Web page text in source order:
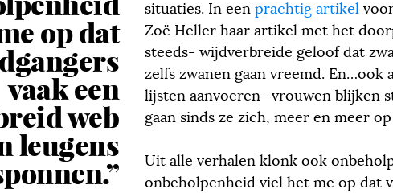
op dat
vaak een
web
leugens
situaties. In een prachtig artikel
Zoë Heller haar artikel met het
steeds- wijdverbreide geloof dat
zelfs zwanen gaan vreemd. En…ook
lijsten aanvoeren- vrouwen blijken
gaan sinds ze zich, meer en meer
Uit alle verhalen klonk ook
onbeholpenheid viel het me op dat